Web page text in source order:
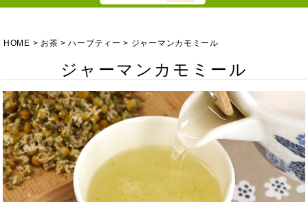
HOME お茶 ハーブティー ジャーマンカモミール
ジャーマンカモミール